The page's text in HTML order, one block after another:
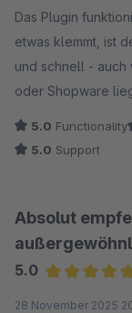
Das Plugin
etwas klemmt, ist
und schnell - auch
oder Shopware
5.0 Functionality
5.0 Support
Absolut
5.0
28 November 2025